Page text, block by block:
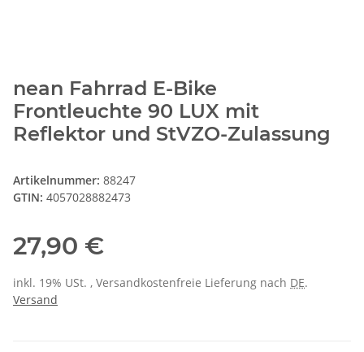
nean Fahrrad E-Bike
Frontleuchte 90 LUX mit
Reflektor und StVZO-Zulassung
Artikelnummer: 88247
GTIN: 4057028882473
27,90 €
inkl. 19% USt. , Versandkostenfreie Lieferung nach DE.
Versand